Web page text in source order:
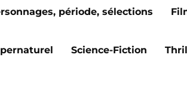
période, sélections
Science-Fiction